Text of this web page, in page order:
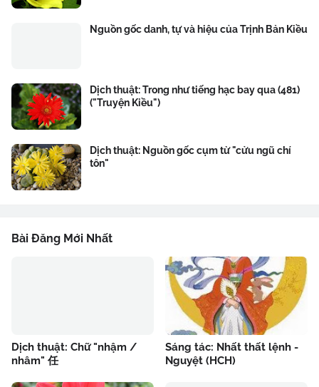
Nguồn gốc danh, tự và hiệu của Trịnh Bản Kiều
Dịch thuật: Trong như tiếng hạc bay qua (481)
("Truyện Kiều")
Dịch thuật: Nguồn gốc cụm từ "cửu ngũ chí
tôn"
Bài Đăng Mới Nhất
Dịch thuật: Chữ "nhậm /
nhâm" 任
Sáng tác: Nhất thất lệnh -
Nguyệt (HCH)